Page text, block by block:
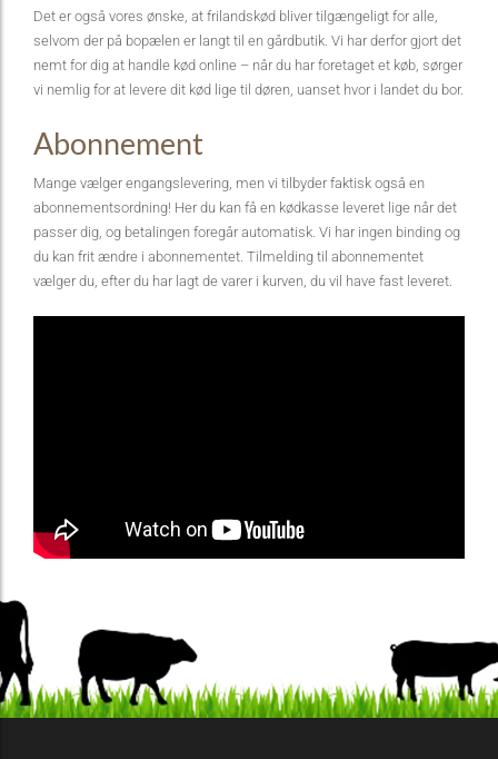
Det er også vores ønske, at frilandskød bliver tilgængeligt for alle,
selvom der på bopælen er langt til en gårdbutik. Vi har derfor gjort det
nemt for dig at handle kød online – når du har foretaget et køb, sørger
vi nemlig for at levere dit kød lige til døren, uanset hvor i landet du bor.
Abonnement
Mange vælger engangslevering, men vi tilbyder faktisk også en
abonnementsordning! Her du kan få en kødkasse leveret lige når det
passer dig, og betalingen foregår automatisk. Vi har ingen binding og
du kan frit ændre i abonnementet. Tilmelding til abonnementet
vælger du, efter du har lagt de varer i kurven, du vil have fast leveret.